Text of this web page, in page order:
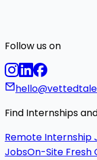
Follow us on
Find Internships
Remote Internship
JobsOn-Site Fresh